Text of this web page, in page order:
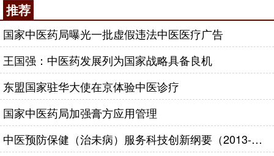
推荐
国家中医药局曝光一批虚假违法中医医疗广告
王国强：中医药发展列为国家战略具备良机
东盟国家驻华大使在京体验中医诊疗
国家中医药局加强膏方应用管理
中医预防保健（治未病）服务科技创新纲要（2013-2020年）